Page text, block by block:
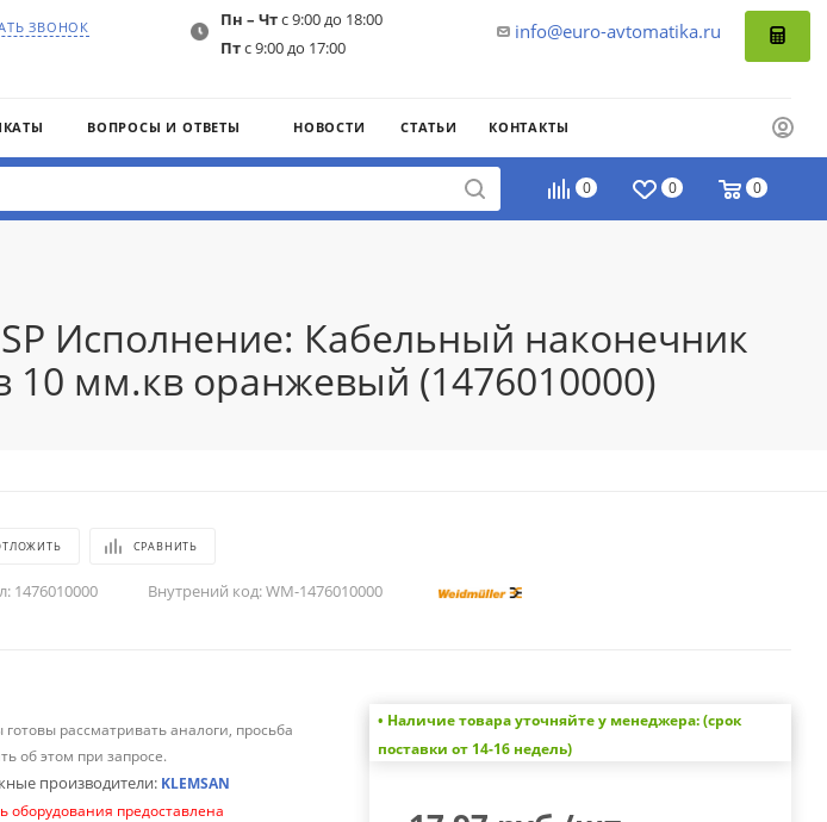
ЗВОНОК info@euro-avtomatika.ru
Пн – Чтс 9:00 до 18:00
Птс 9:00 до 17:00
ВОПРОСЫ И ОТВЕТЫ НОВОСТИ СТАТЬИ КОНТАКТЫ
0 0 0
Исполнение: Кабельный наконечник
мм.кв оранжевый (1476010000)
СРАВНИТЬ
1476010000 Внутрений код:WM-1476010000
готовы рассматривать аналоги, просьба
об этом при запросе.
производители: KLEMSAN
оборудования предоставлена
• Наличие товара уточняйте у менеджера: (срок
поставки от 14-16 недель)